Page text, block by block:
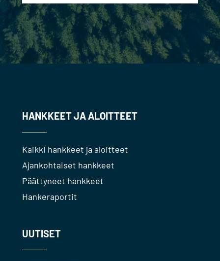
HANKKEET JA ALOITTEET
Kaikki hankkeet ja aloitteet
Ajankohtaiset hankkeet
Päättyneet hankkeet
Hankeraportit
UUTISET